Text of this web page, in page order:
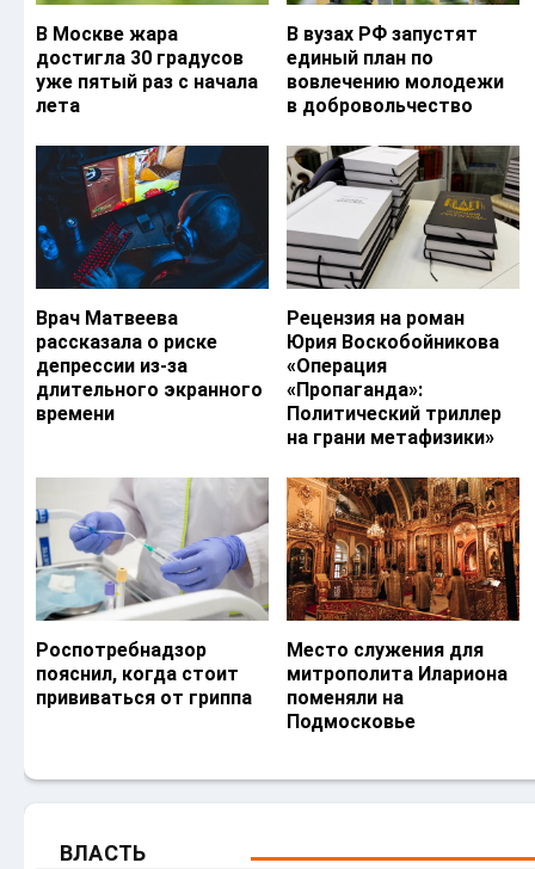
В Москве жара
достигла 30 градусов
уже пятый раз с начала
лета
В вузах РФ запустят
единый план по
вовлечению молодежи
в добровольчество
Врач Матвеева
рассказала о риске
депрессии из-за
длительного экранного
времени
Рецензия на роман
Юрия Воскобойникова
«Операция
«Пропаганда»:
Политический триллер
на грани метафизики»
Роспотребнадзор
пояснил, когда стоит
прививаться от гриппа
Место служения для
митрополита Илариона
поменяли на
Подмосковье
ВЛАСТЬ